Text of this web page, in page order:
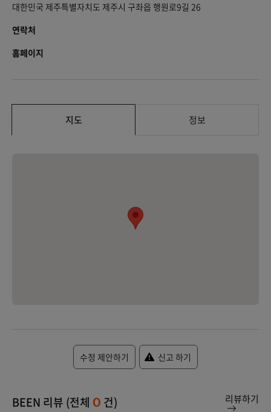
대한민국 제주특별자치도 제주시 구좌읍 행원로9길 26
연락처
홈페이지
지도 정보
수정 제안하기 신고 하기
BEEN 리뷰 (전체 0 건) 리뷰하기